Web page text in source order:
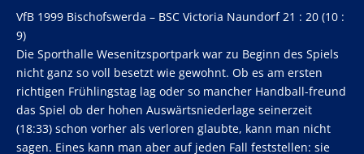
VfB 1999 Bischofswerda – BSC Victoria Naundorf 21 : 20 (10 :
9)
Die Sporthalle Wesenitzsportpark war zu Beginn des Spiels
nicht ganz so voll besetzt wie gewohnt. Ob es am ersten
richtigen Frühlingstag lag oder so mancher Handball-freund
das Spiel ob der hohen Auswärtsniederlage seinerzeit
(18:33) schon vorher als verloren glaubte, kann man nicht
sagen. Eines kann man aber auf jeden Fall feststellen: sie